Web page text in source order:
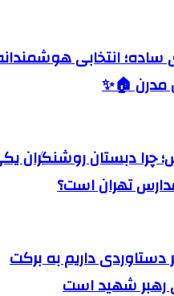
ساده؛ انتخابی
🏠✨
چرا دبستان روشنگران
تهران است؟
دستاوردی داریم به برکت
رهبر شهید است